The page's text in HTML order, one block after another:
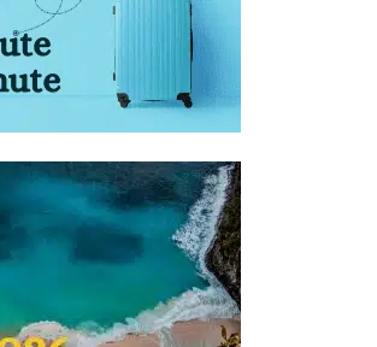
decu se primenjuju u pratnji dve
osobe u istoj sobi! Deca do 2 godine
u programu nije drugačije određeno.
6 godina NEMAJU mesto u autobusu u toku
hotel-aerodrom.
jedinici samo jedno dete može da koristi
deteta istog uzrasta prvo dete plaća cenu